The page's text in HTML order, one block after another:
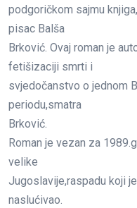
podgoričkom sajmu
pisac Balša
Brković. Ovaj roman je
fetišizaciji smrti i
svjedočanstvo o jednom
periodu,smatra
Brković.
Roman je vezan za
velike
Jugoslavije,raspadu koji
naslućivao.